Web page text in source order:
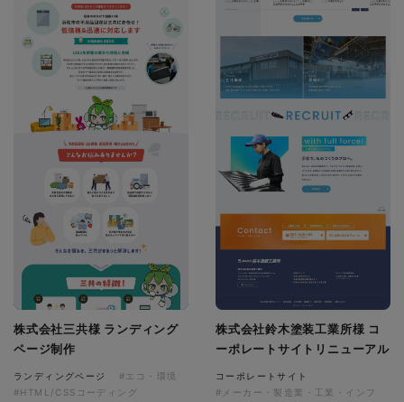
株式会社三共様 ランディング
ページ制作
ランディングページ
#エコ・環境
#HTML/CSSコーディング
株式会社鈴木塗装工業所様 コ
ーポレートサイトリニューアル
コーポレートサイト
#メーカー・製造業・工業・インフ